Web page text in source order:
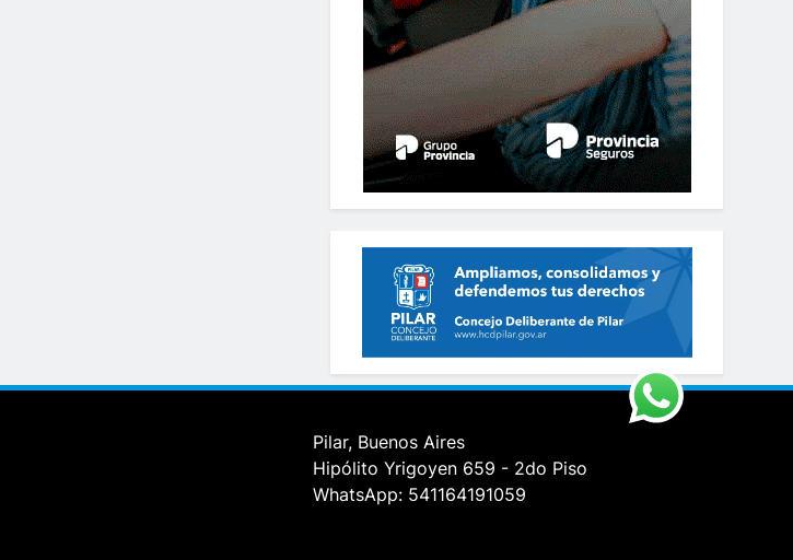
Pilar, Buenos Aires
Hipólito Yrigoyen 659 - 2do Piso
WhatsApp: 541164191059